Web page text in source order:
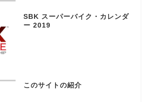
SBK スーパーバイク・カレンダ
ー 2019
このサイトの紹介